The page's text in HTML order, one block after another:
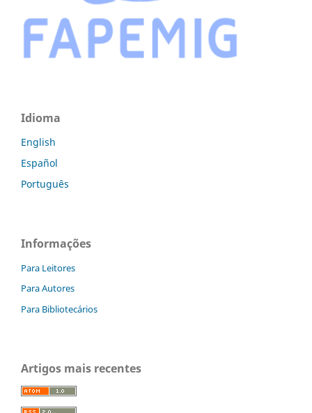
Idioma
English
Español
Português
Informações
Para Leitores
Para Autores
Para Bibliotecários
Artigos mais recentes